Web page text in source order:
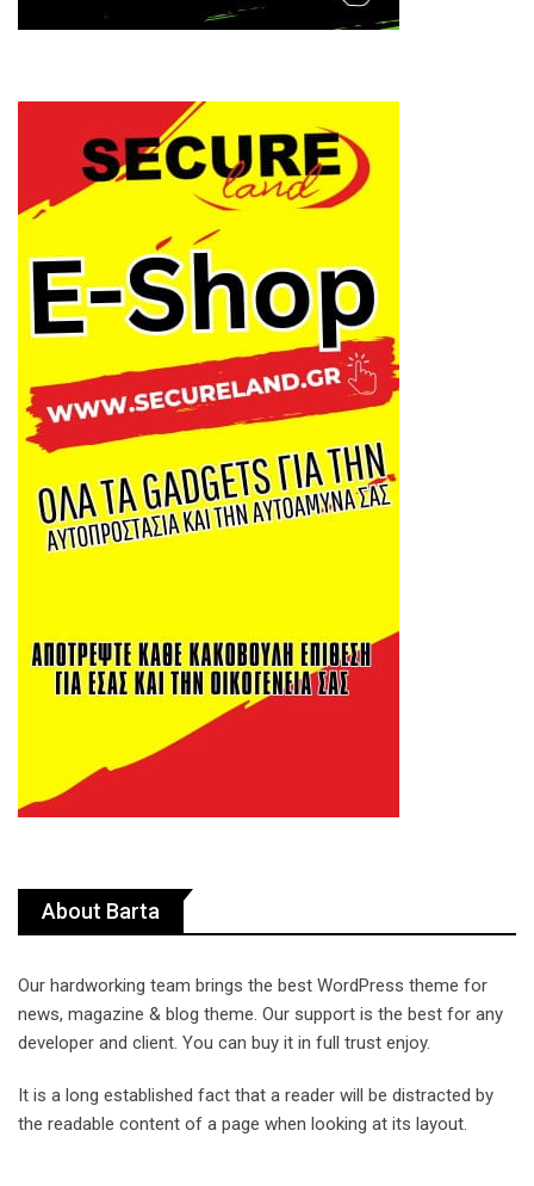
About Barta
Our hardworking team brings the best WordPress theme for
news, magazine & blog theme. Our support is the best for any
developer and client. You can buy it in full trust enjoy.
It is a long established fact that a reader will be distracted by
the readable content of a page when looking at its layout.